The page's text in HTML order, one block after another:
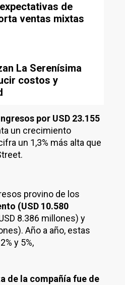
de
ventas mixtas
La Serenísima
costos y
por USD 23.155
un crecimiento
un 1,3% más alta que
provino de los
(USD 10.580
8.386 millones) y
Año a año, estas
y 5%,
de la compañía fue de